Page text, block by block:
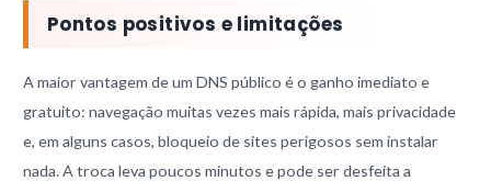
Pontos positivos e limitações
A maior vantagem de um DNS público é o ganho imediato e
gratuito: navegação muitas vezes mais rápida, mais privacidade
e, em alguns casos, bloqueio de sites perigosos sem instalar
nada. A troca leva poucos minutos e pode ser desfeita a